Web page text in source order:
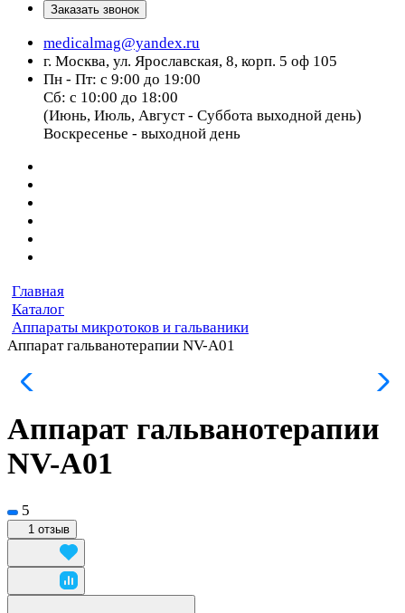
Заказать звонок
medicalmag@yandex.ru
г. Москва, ул. Ярославская, 8, корп. 5 оф 105
Пн - Пт: с 9:00 до 19:00
Сб: с 10:00 до 18:00
(Июнь, Июль, Август - Суббота выходной день)
Воскресенье - выходной день
Главная
Каталог
Аппараты микротоков и гальваники
Аппарат гальванотерапии NV-A01
Аппарат гальванотерапии
NV-A01
5
1 отзыв